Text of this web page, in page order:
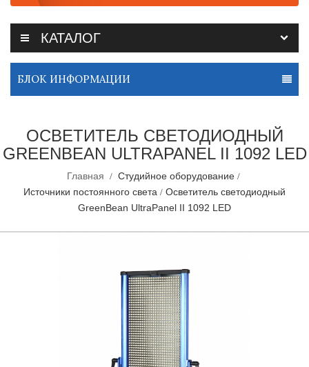
КАТАЛОГ
БЛОК ИНФОРМАЦИИ
ОСВЕТИТЕЛЬ СВЕТОДИОДНЫЙ
GREENBEAN ULTRAPANEL II 1092 LED
Главная
Студийное оборудование
Источники постоянного света
Осветитель светодиодный
GreenBean UltraPanel II 1092 LED